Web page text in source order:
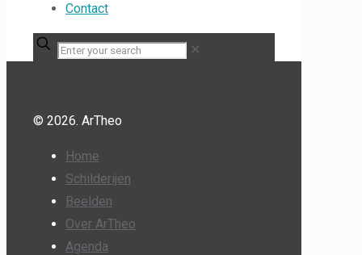
Contact
✕
© 2026. ArTheo
Home
Schilderijen
Beelden
Over ArTheo
Agenda